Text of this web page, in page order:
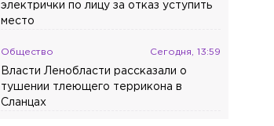
электрички по лицу за отказ уступить
место
Общество Сегодня, 13:59
Власти Ленобласти рассказали о
тушении тлеющего террикона в
Сланцах